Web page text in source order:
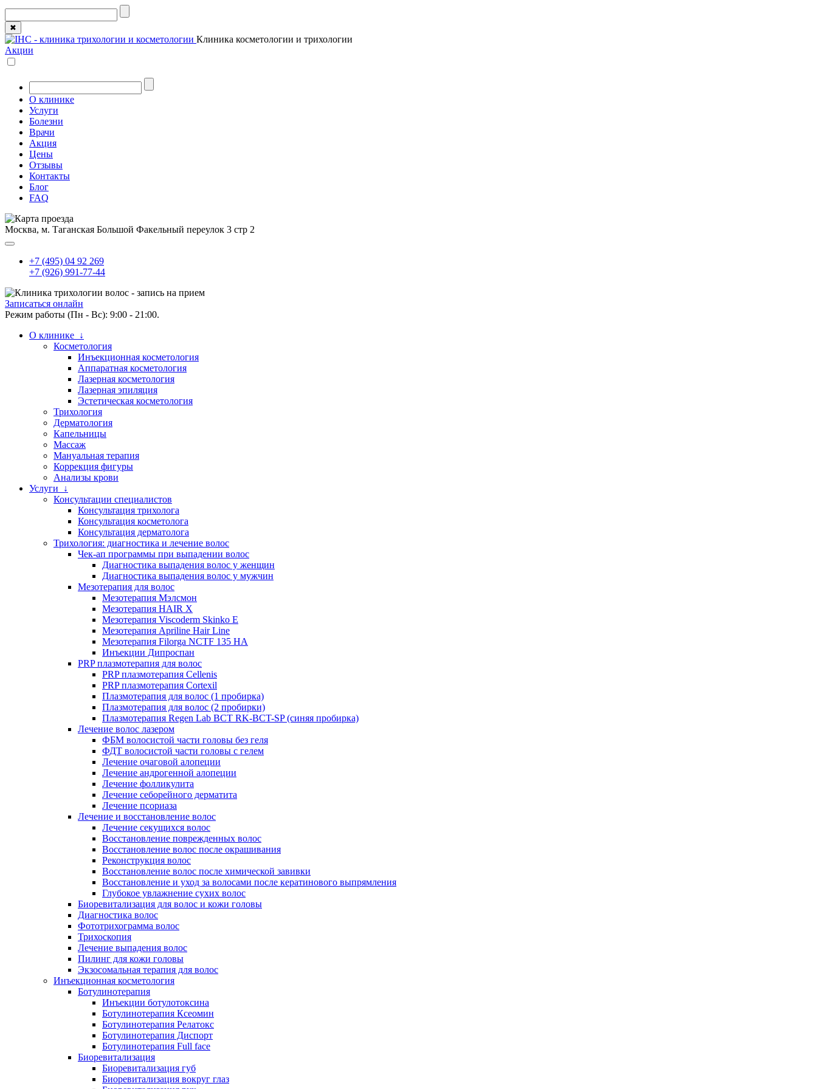
✖
Клиника косметологии и трихологии
Акции
О клинике
Услуги
Болезни
Врачи
Акция
Цены
Отзывы
Контакты
Блог
FAQ
Москва, м. Таганская Большой Факельный переулок 3 стр 2
+7 (495) 04 92 269
+7 (926) 991-77-44
Записаться онлайн
Режим работы (Пн - Вс): 9:00 - 21:00.
О клинике ↓
Косметология
Инъекционная косметология
Аппаратная косметология
Лазерная косметология
Лазерная эпиляция
Эстетическая косметология
Трихология
Дерматология
Капельницы
Массаж
Мануальная терапия
Коррекция фигуры
Анализы крови
Услуги ↓
Консультации специалистов
Консультация трихолога
Консультация косметолога
Консультация дерматолога
Трихология: диагностика и лечение волос
Чек-ап программы при выпадении волос
Диагностика выпадения волос у женщин
Диагностика выпадения волос у мужчин
Мезотерапия для волос
Мезотерапия Мэлсмон
Мезотерапия HAIR X
Мезотерапия Viscoderm Skinko E
Мезотерапия Apriline Hair Line
Мезотерапия Filorga NCTF 135 HA
Инъекции Дипроспан
PRP плазмотерапия для волос
PRP плазмотерапия Cellenis
PRP плазмотерапия Cortexil
Плазмотерапия для волос (1 пробирка)
Плазмотерапия для волос (2 пробирки)
Плазмотерапия Regen Lab BCT RK-BCT-SP (синяя пробирка)
Лечение волос лазером
ФБМ волосистой части головы без геля
ФДТ волосистой части головы с гелем
Лечение очаговой алопеции
Лечение андрогенной алопеции
Лечение фолликулита
Лечение себорейного дерматита
Лечение псориаза
Лечение и восстановление волос
Лечение секущихся волос
Восстановление поврежденных волос
Восстановление волос после окрашивания
Реконструкция волос
Восстановление волос после химической завивки
Восстановление и уход за волосами после кератинового выпрямления
Глубокое увлажнение сухих волос
Биоревитализация для волос и кожи головы
Диагностика волос
Фототрихограмма волос
Трихоскопия
Лечение выпадения волос
Пилинг для кожи головы
Экзосомальная терапия для волос
Инъекционная косметология
Ботулинотерапия
Инъекции ботулотоксина
Ботулинотерапия Ксеомин
Ботулинотерапия Релатокс
Ботулинотерапия Диспорт
Ботулинотерапия Full face
Биоревитализация
Биоревитализация губ
Биоревитализация вокруг глаз